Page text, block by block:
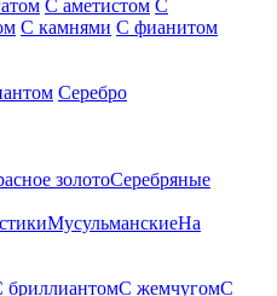
С аметистом С
С камнями С фианитом
Серебро
золотоСеребряные
МусульманскиеНа
бриллиантомС жемчугомС